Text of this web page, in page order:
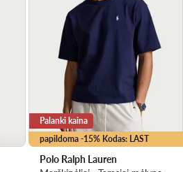
papildoma -15% Kodas: LAST
Palanki kaina
Polo Ralph Lauren